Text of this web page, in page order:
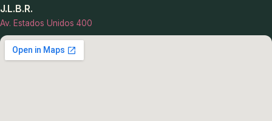
J.L.B.R.
Av. Estados Unidos 400